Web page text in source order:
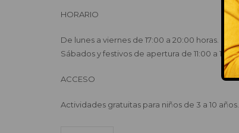
HORARIO
De lunes a viernes de 17:00 a 20:00 horas.
Sábados y festivos de apertura de 11:00 a
ACCESO
Actividades gratuitas para niños de 3 a 10 años.